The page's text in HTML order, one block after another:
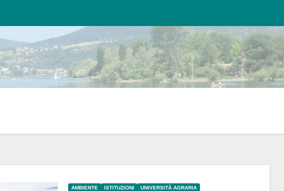
AMBIENTE ISTITUZIONI UNIVERSITÀ AGRARIA